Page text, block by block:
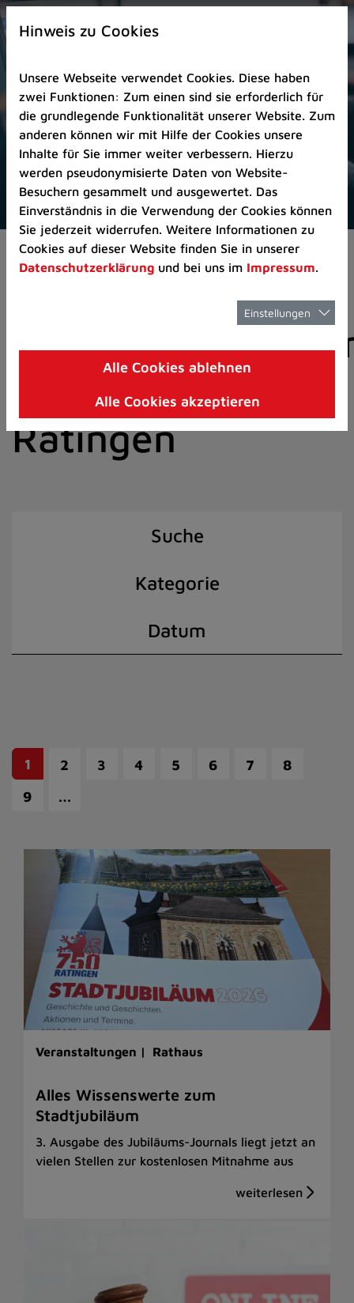
Zur
Startseite
Zum
Seitenanfang
springen
(Schnelltaste
A)
Zur
Navigation/Menü
springen
(Schnelltaste
M)
Zur
8)
I)
Pressemeldungen
der Stadt
Ratingen
Suche
Kategorie
Datum
1 2 3 4 5 6 7
8
9
…
Veranstaltungen | Rathaus
Alles Wissenswerte zum
Stadtjubiläum
3. Ausgabe des Jubiläums-Journals liegt jetzt an
vielen Stellen zur kostenlosen Mitnahme aus
Hinweis zu Cookies
Unsere Webseite verwendet Cookies. Diese haben
zwei Funktionen: Zum einen sind sie erforderlich für
die grundlegende Funktionalität unserer Website. Zum
anderen können wir mit Hilfe der Cookies unsere
Inhalte für Sie immer weiter verbessern. Hierzu
werden pseudonymisierte Daten von Website-
Besuchern gesammelt und ausgewertet. Das
Einverständnis in die Verwendung der Cookies können
Sie jederzeit widerrufen. Weitere Informationen zu
Cookies auf dieser Website finden Sie in unserer
Datenschutzerklärung und bei uns im Impressum.
Einstellungen
Alle Cookies ablehnen
Alle Cookies akzeptieren